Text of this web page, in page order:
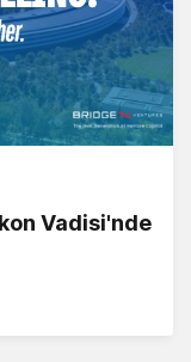
Vadisi'nde